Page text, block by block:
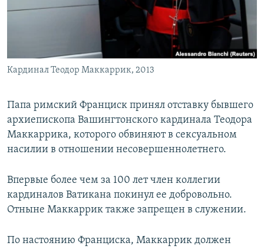
Кардинал Теодор Маккаррик, 2013
Папа римский Франциск принял отставку бывшего
архиепископа Вашингтонского кардинала Теодора
Маккаррика, которого обвиняют в сексуальном
насилии в отношении несовершеннолетнего.
Впервые более чем за 100 лет член коллегии
кардиналов Ватикана покинул ее добровольно.
Отныне Маккаррик также запрещен в служении.
По настоянию Франциска, Маккаррик должен